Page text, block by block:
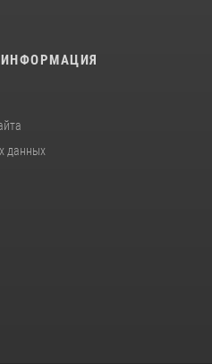
ИНФОРМАЦИЯ
данных